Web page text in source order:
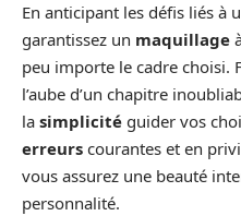
En anticipant les défis liés à
garantissez un maquillage
peu importe le cadre choisi.
l’aube d’un chapitre
la simplicité guider vos
erreurs courantes et en
vous assurez une beauté
personnalité.